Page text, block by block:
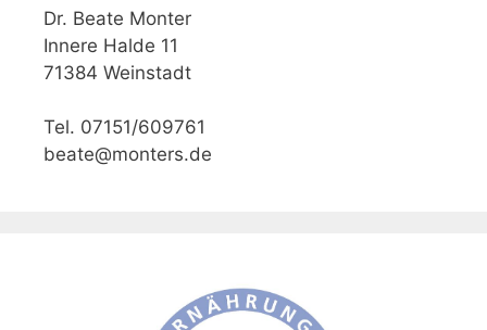
Dr. Beate Monter
Innere Halde 11
71384 Weinstadt
Tel. 07151/609761
beate@monters.de